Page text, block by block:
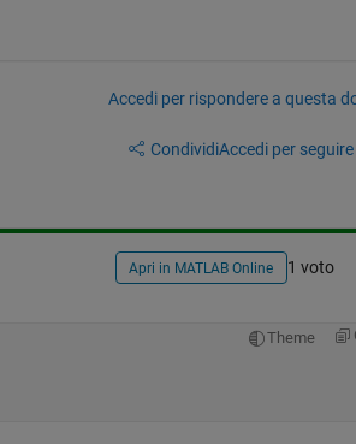
Accedi per rispondere a questa
CondividiAccedi per
Apri in MATLAB Online 1 voto
Theme